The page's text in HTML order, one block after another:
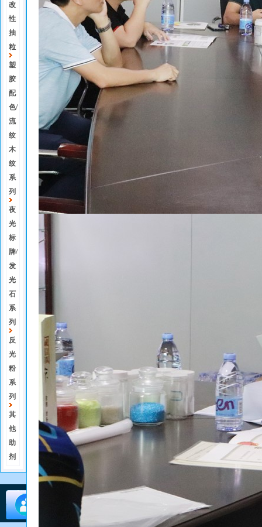
改
性
抽
粒
塑
胶
配
色/
流
纹
木
纹
系
列
夜
光
标
牌/
发
光
石
系
列
反
光
粉
系
列
其
他
助
剂